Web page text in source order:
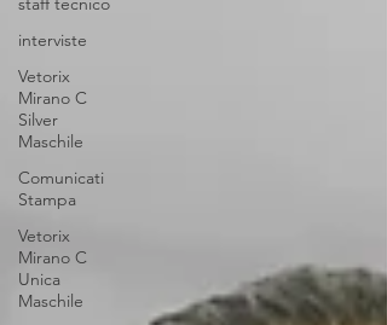
interviste
Vetorix
Mirano C
Silver
Maschile
Comunicati
Stampa
Vetorix
Mirano C
Unica
Maschile